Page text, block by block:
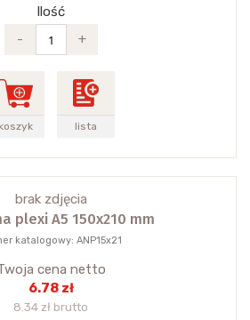
Ilość
-
+
koszyk lista
brak zdjęcia
plexi A5 150x210 mm
katalogowy: ANP15x21
cena netto
6.78 zł
8.34 zł brutto